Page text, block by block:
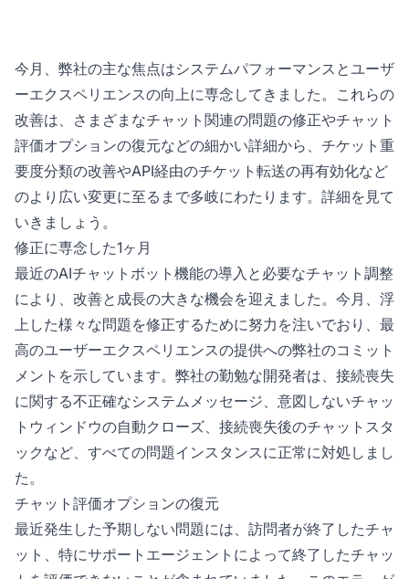
今月、弊社の主な焦点はシステムパフォーマンスとユーザ
ーエクスペリエンスの向上に専念してきました。これらの
改善は、さまざまなチャット関連の問題の修正やチャット
評価オプションの復元などの細かい詳細から、チケット重
要度分類の改善やAPI経由のチケット転送の再有効化など
のより広い変更に至るまで多岐にわたります。詳細を見て
いきましょう。
修正に専念した1ヶ月
最近のAIチャットボット機能の導入と必要なチャット調整
により、改善と成長の大きな機会を迎えました。今月、浮
上した様々な問題を修正するために努力を注いでおり、最
高のユーザーエクスペリエンスの提供への弊社のコミット
メントを示しています。弊社の勤勉な開発者は、接続喪失
に関する不正確なシステムメッセージ、意図しないチャッ
トウィンドウの自動クローズ、接続喪失後のチャットスタ
ックなど、すべての問題インスタンスに正常に対処しまし
た。
チャット評価オプションの復元
最近発生した予期しない問題には、訪問者が終了したチャ
ット、特にサポートエージェントによって終了したチャッ